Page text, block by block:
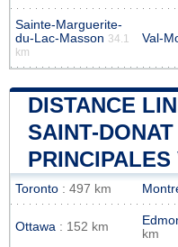
Sainte-Marguerite-
du-Lac-Masson 34.1
km
Val-
DISTANCE
SAINT-
Toronto : 497 km
Ottawa : 152 km
km